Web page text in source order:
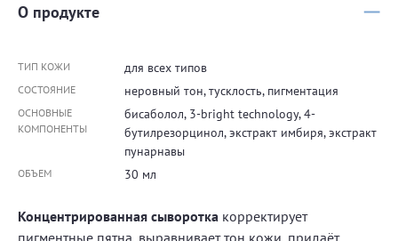
О продукте
ТИП КОЖИ для всех типов
СОСТОЯНИЕ неровный тон, тусклость, пигментация
ОСНОВНЫЕ
КОМПОНЕНТЫ
бисаболол, 3-bright technology, 4-
бутилрезорцинол, экстракт имбиря, экстракт
пунарнавы
ОБЪЕМ 30 мл
Концентрированная сыворотка корректирует
пигментные пятна, выравнивает тон кожи, придаёт